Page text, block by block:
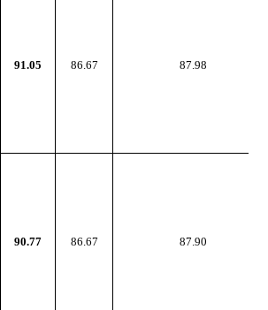
91.05 86.67 87.98
90.77 86.67 87.90